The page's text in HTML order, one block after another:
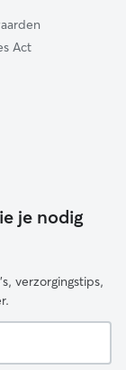
Act
je nodig
verzorgingstips,